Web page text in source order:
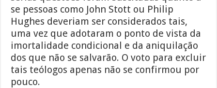
se pessoas como John Stott ou Philip
Hughes deveriam ser considerados tais,
uma vez que adotaram o ponto de vista da
imortalidade condicional e da aniquilação
dos que não se salvarão. O voto para excluir
tais teólogos apenas não se confirmou por
pouco.